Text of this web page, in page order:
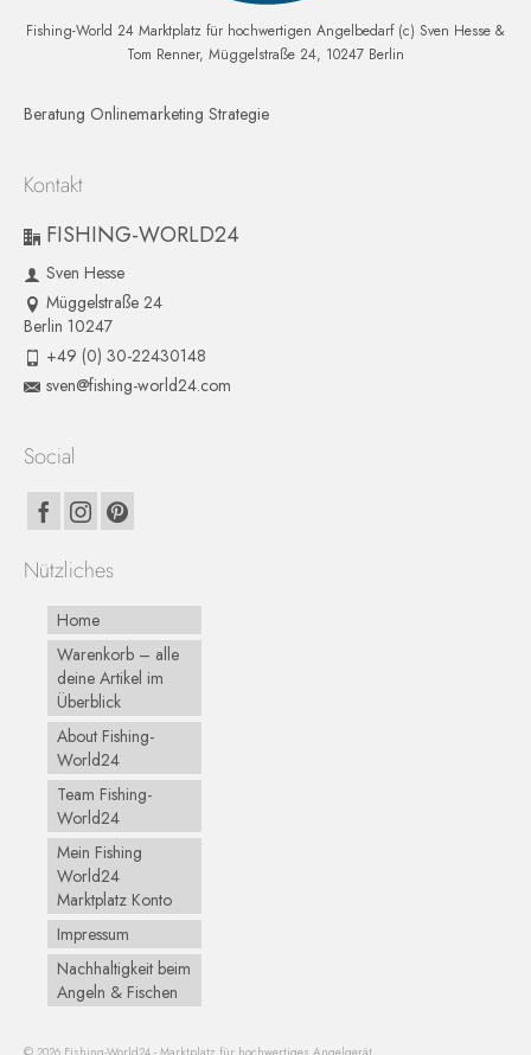
Fishing-World 24 Marktplatz für hochwertigen Angelbedarf (c) Sven Hesse &
Tom Renner, Müggelstraße 24, 10247 Berlin
Beratung Onlinemarketing Strategie
Kontakt
FISHING-WORLD24
Sven Hesse
Müggelstraße 24
Berlin 10247
+49 (0) 30-22430148
sven@fishing-world24.com
Social
Nützliches
Home
Warenkorb – alle
deine Artikel im
Überblick
About Fishing-
World24
Team Fishing-
World24
Mein Fishing
World24
Marktplatz Konto
Impressum
Nachhaltigkeit beim
Angeln & Fischen